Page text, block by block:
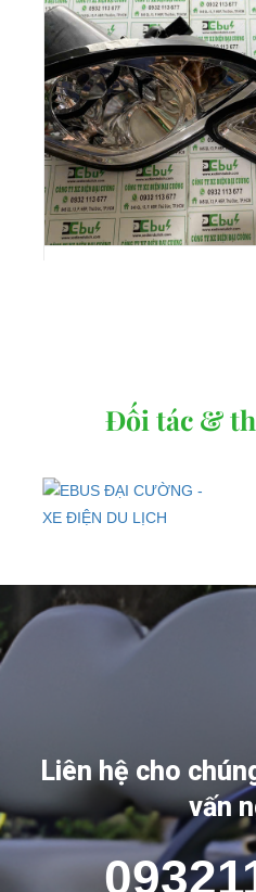
Đèn hậu xe điện
Lượt xem:
Đối tác &
Liên hệ cho
vấn